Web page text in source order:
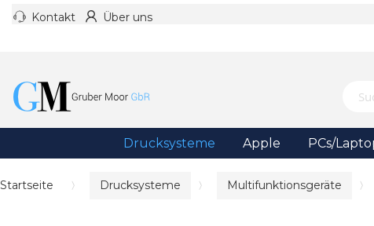
Kontakt Über uns
Drucksysteme Apple PCs/
Startseite Drucksysteme Multifunktionsgeräte